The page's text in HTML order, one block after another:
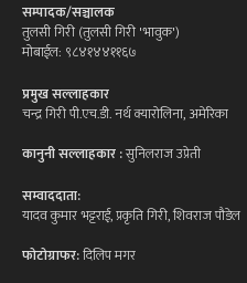
सम्पादक/सञ्चालक
तुलसी गिरी (तुलसी गिरी 'भावुक')
मोबाईल: ९८४१४४११६७
प्रमुख सल्लाहकार
चन्द्र गिरी पी.एच.डी. नर्थ क्यारोलिना, अमेरिका
कानुनी सल्लाहकार :सुनिलराज उप्रेती
सम्वाददाता:
यादव कुमार भट्टराई, प्रकृति गिरी, शिवराज पौडेल
फोटोग्राफर:दिलिप मगर